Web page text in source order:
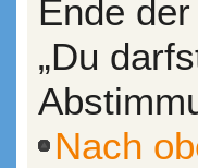
Ende
„Du
Nach